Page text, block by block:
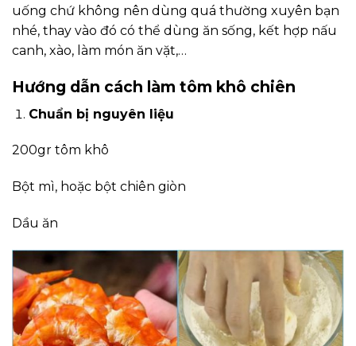
uống chứ không nên dùng quá thường xuyên bạn
nhé, thay vào đó có thể dùng ăn sống, kết hợp nấu
canh, xào, làm món ăn vặt,…
Hướng dẫn cách làm tôm khô chiên
Chuẩn bị nguyên liệu
200gr tôm khô
Bột mì, hoặc bột chiên giòn
Dầu ăn